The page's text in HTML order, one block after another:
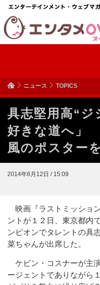
ニュース TOPICS
具志堅用高“ジ
好きな道へ」
風のポスター
2014年6月12日 / 15:09
映画『ラストミッショ
ントが１２日、東京都内
ンピオンでタレントの具
菜ちゃんが出席した。
ケビン・コスナーが主
ージェントでありながら